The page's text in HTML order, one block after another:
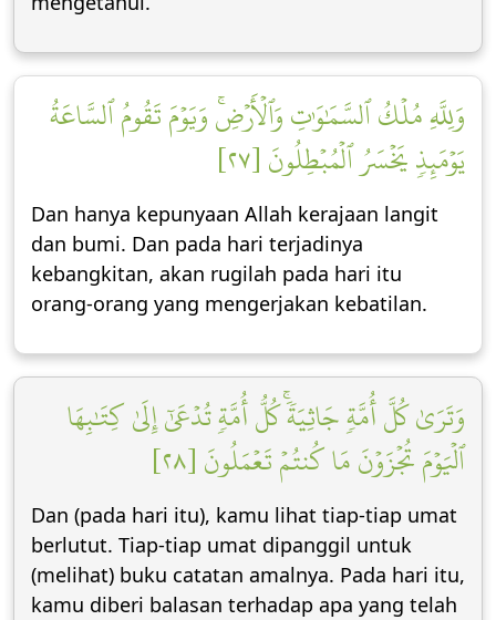
وَلِلَّهِ مُلۡكُ ٱلسَّمَٰوَٰتِ وَٱلۡأَرۡضِۚ وَيَوۡمَ تَقُومُ ٱلسَّاعَةُ
يَوۡمَئِذٖ يَخۡسَرُ ٱلۡمُبۡطِلُونَ [٢٧]
Dan hanya kepunyaan Allah kerajaan langit
dan bumi. Dan pada hari terjadinya
kebangkitan, akan rugilah pada hari itu
orang-orang yang mengerjakan kebatilan.
وَتَرَىٰ كُلَّ أُمَّةٖ جَاثِيَةٗۚ كُلُّ أُمَّةٖ تُدۡعَىٰٓ إِلَىٰ كِتَٰبِهَا
ٱلۡيَوۡمَ تُجۡزَوۡنَ مَا كُنتُمۡ تَعۡمَلُونَ [٢٨]
Dan (pada hari itu), kamu lihat tiap-tiap umat
berlutut. Tiap-tiap umat dipanggil untuk
(melihat) buku catatan amalnya. Pada hari itu,
kamu diberi balasan terhadap apa yang telah